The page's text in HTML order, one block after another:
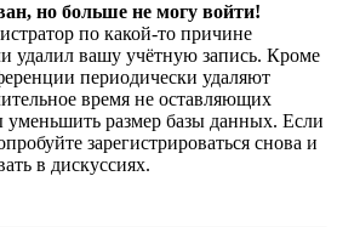
но больше не могу войти!
по какой-то причине
удалил вашу учётную запись. Кроме
периодически удаляют
время не оставляющих
уменьшить размер базы данных. Если
зарегистрироваться снова и
в дискуссиях.